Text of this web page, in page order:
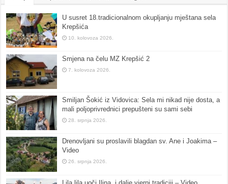
U susret 18.tradicionalnom okupljanju mještana sela
Krepšića
10. kolovoza 2026.
Smjena na čelu MZ Krepšić 2
7. kolovoza 2026.
Smiljan Šokić iz Vidovica: Sela mi nikad nije dosta, a
mali poljoprivrednici prepušteni su sami sebi
28. srpnja 2026.
Drenovljani su proslavili blagdan sv. Ane i Joakima –
Video
26. srpnja 2026.